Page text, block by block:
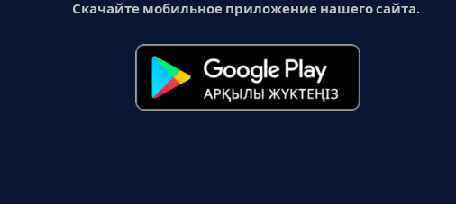
Скачайте мобильное приложение нашего сайта.